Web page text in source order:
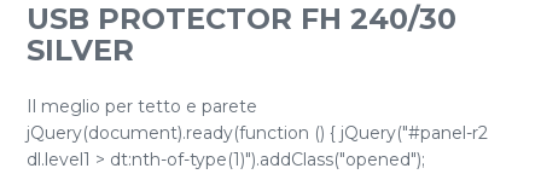
USB PROTECTOR FH 240/30
SILVER
Il meglio per tetto e parete
jQuery(document).ready(function () { jQuery("#panel-r2
dl.level1 > dt:nth-of-type(1)").addClass("opened");